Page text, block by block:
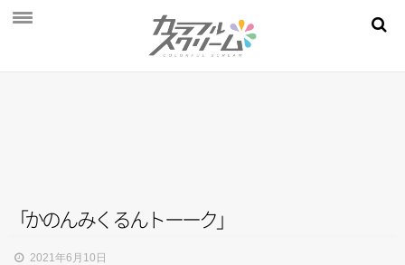
MOVIE
AUDITION
「かのんみく るんトーーク」
2021年6月10日